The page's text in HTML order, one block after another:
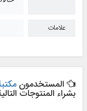
علامات
المستخدمون
بشراء المنتوجات